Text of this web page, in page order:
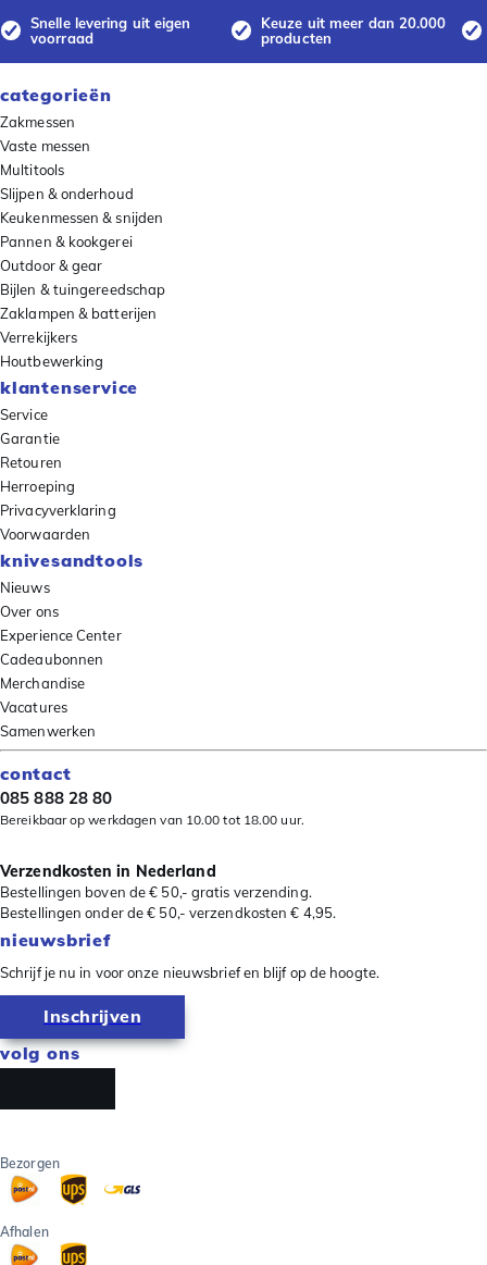
Snelle levering uit eigen
voorraad
Keuze uit meer dan 20.000
producten
categorieën
Zakmessen
Vaste messen
Multitools
Slijpen & onderhoud
Keukenmessen & snijden
Pannen & kookgerei
Outdoor & gear
Bijlen & tuingereedschap
Zaklampen & batterijen
Verrekijkers
Houtbewerking
klantenservice
Service
Garantie
Retouren
Herroeping
Privacyverklaring
Voorwaarden
knivesandtools
Nieuws
Over ons
Experience Center
Cadeaubonnen
Merchandise
Vacatures
Samenwerken
contact
085 888 28 80
Bereikbaar op werkdagen van 10.00 tot 18.00 uur.
Verzendkosten in Nederland
Bestellingen boven de € 50,- gratis verzending.
Bestellingen onder de € 50,- verzendkosten € 4,95.
nieuwsbrief
Schrijf je nu in voor onze nieuwsbrief en blijf op de hoogte.
Inschrijven
volg ons
Bezorgen
Afhalen